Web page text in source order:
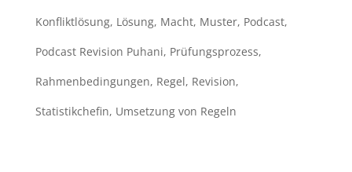
Konfliktlösung, Lösung, Macht, Muster, Podcast,
Podcast Revision Puhani, Prüfungsprozess,
Rahmenbedingungen, Regel, Revision,
Statistikchefin, Umsetzung von Regeln